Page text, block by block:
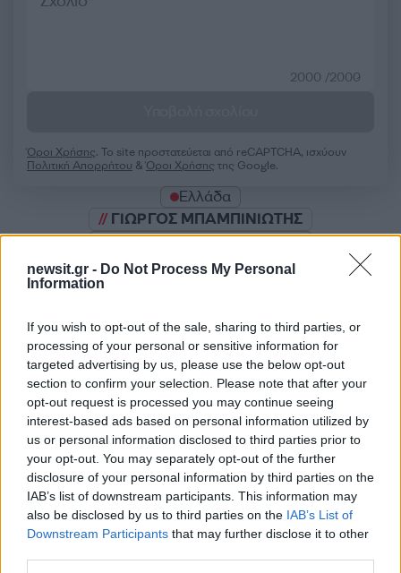
newsit.gr - Do Not Process My Personal
Information
If you wish to opt-out of the sale, sharing to third parties, or
processing of your personal or sensitive information for
targeted advertising by us, please use the below opt-out
section to confirm your selection. Please note that after your
opt-out request is processed you may continue seeing
interest-based ads based on personal information utilized by
us or personal information disclosed to third parties prior to
your opt-out. You may separately opt-out of the further
disclosure of your personal information by third parties on the
IAB’s list of downstream participants. This information may
also be disclosed by us to third parties on the IAB’s List of
Downstream Participants that may further disclose it to other
2000 /2000
Όροι Χρήσης. Το site προστατεύεται από reCAPTCHA, ισχύουν
Πολιτική Απορρήτου &Όροι Χρήσης της Google.
Ελλάδα
ΓΙΩΡΓΟΣ ΜΠΑΜΠΙΝΙΩΤΗΣ
τελευταία νέατης ημέρας
Πιο δημοφιλή
1 Ο Κώστας Σαμαράς δημοσίευσε μία παιδική
φωτογραφία για την επέτειο θανάτου της
αδελφής του, Λένας
2 Δολοφονία Βρετανίδας στην Κυψέλη: Οι
δύο καταθέσεις «κλειδί» της συζύγου του